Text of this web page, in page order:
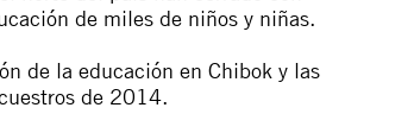
de miles de niños y niñas.
de la educación en Chibok y las
de 2014.